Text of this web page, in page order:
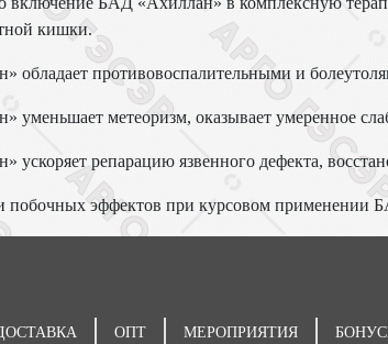
кишки.
обладает противовоспалительными и
уменьшает метеоризм, оказывает умеренное
ускоряет репарацию язвенного дефекта,
побочных эффектов при курсовом применении
ОПТ МЕРОПРИЯТИЯ